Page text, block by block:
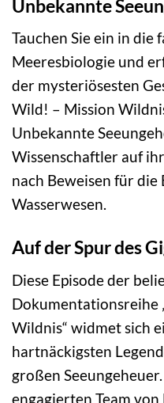
Unbekannte
Tauchen Sie ein in
Meeresbiologie und
der mysteriösesten
Wild! – Mission
Unbekannte
Wissenschaftler auf
nach Beweisen für
Wasserwesen.
Auf der Spur des
Diese Episode der
Dokumentationsreihe
Wildnis“ widmet sich
hartnäckigsten
großen
engagierten Team von